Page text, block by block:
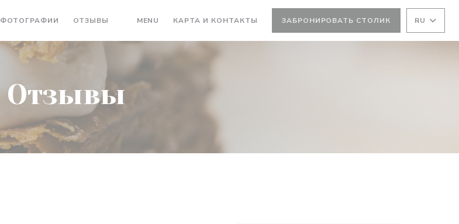
ФОТОГРАФИИ ОТЗЫВЫ MENU ((ОТКРЫВАЕТСЯ В НОВОМ ОКНЕ))
КАРТА И КОНТАКТЫ ЗАБРОНИРОВАТЬ СТОЛИК RU
Отзывы